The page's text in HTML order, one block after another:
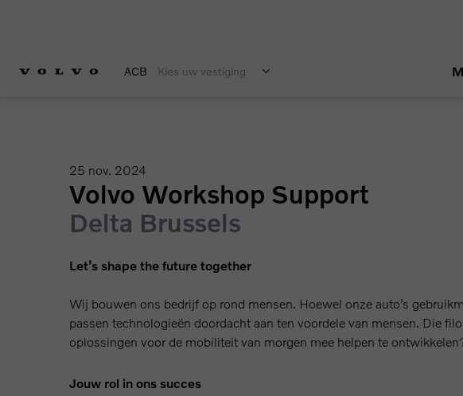
ACB Kies uw vestiging
25 nov. 2024
Volvo Workshop Support
Delta Brussels
Let’s shape the future together
Wij bouwen ons bedrijf op rond mensen. Hoewel onze auto’s
passen technologieën doordacht aan ten voordele van mensen. Die
oplossingen voor de mobiliteit van morgen mee helpen te
Jouw rol in ons succes